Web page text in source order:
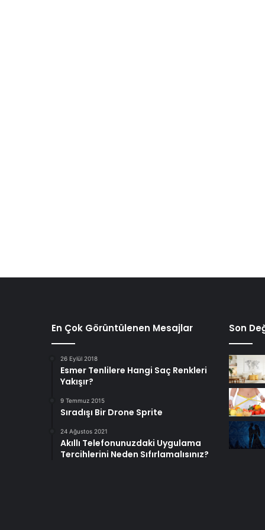
En Çok Görüntülenen Mesajlar
26 Eylül 2018
Esmer Tenlilere Hangi Saç Renkleri
Yakışır?
9 Temmuz 2015
Sıradışı Bir Drone Sprite
24 Ağustos 2021
Akıllı Telefonunuzdaki Uygulama
Tercihlerini Neden Sıfırlamalısınız?
Son